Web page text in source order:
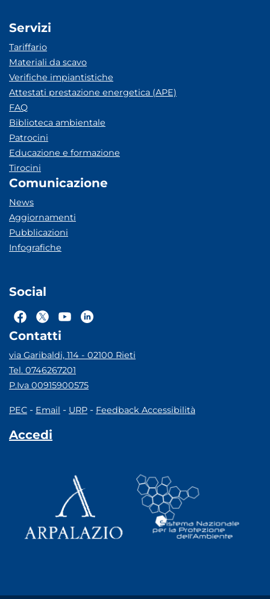
Servizi
Tariffario
Materiali da scavo
Verifiche impiantistiche
Attestati prestazione energetica (APE)
FAQ
Biblioteca ambientale
Patrocini
Educazione e formazione
Tirocini
Comunicazione
News
Aggiornamenti
Pubblicazioni
Infografiche
Social
Contatti
via Garibaldi, 114 - 02100 Rieti
Tel. 0746267201
P.Iva 00915900575
PEC - Email - URP - Feedback Accessibilità
Accedi